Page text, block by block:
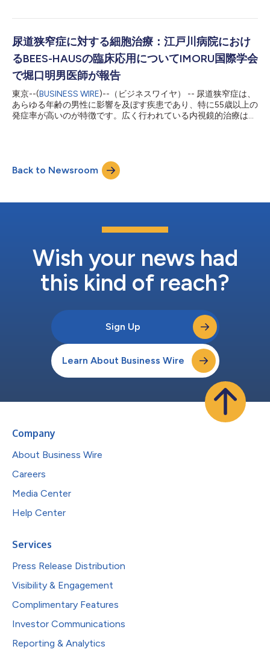
ています。この成果は、グエン・タイン・リエム (Nguyen
た。同教授は、日本のジーエヌコーポレーションによる技術移転
支援を受け、日本の規制に準拠した標準化AIETプロトコルを導入
したことで、2018年からビンメック病院での治療提供が可能に
なったと述べています。 AIETは、患者自身のNK細胞およびTリ
ンパ球を従来の治療と併用することで、治療効果を20〜30%向
上させ生存率を大きく改善します。ビンメック病院で2016〜
2021年に実施された進行期がんに関する2件の臨床試験では、 大
腸がん患者の平均生存期間が14.3か月延長 肺がん、肝臓がんなど
尿道狭窄症に対する細胞治療：江戸川病院におけ
るBEES-HAUSの臨床応用についてIMORU国際学会
で堀口明男医師が報告
東京--(BUSINESS WIRE)--（ビジネスワイヤ） -- 尿道狭窄症は、
あらゆる年齢の男性に影響を及ぼす疾患であり、特に55歳以上の
発症率が高いのが特徴です。広く行われている内視鏡的治療は再
戸川病院で日本の再生医療法に則った初の臨床移植を行い、ドイ
ツ・ハンブルクで開催された国際泌尿器再建会議（IMORU）で報
告しました。BEES-HAUS療法の安全性と臨床効果については、
まえて、ジーエヌコーポレーションがインドから日本への技術提
けると炎症や線維化が生じて狭窄を引き起こします。原因は特発
性が大半を占めますが、前立腺がんの放射線治療、外傷、感染症
切開術が行われますが、再狭窄が多く、排尿困難、性機能障害、
不妊症などの症...
Back to Newsroom
Wish your news had
this kind of reach?
Sign Up
Learn About Business Wire
Company
About Business Wire
Careers
Media Center
Help Center
Services
Press Release Distribution
Visibility & Engagement
Complimentary Features
Investor Communications
Reporting & Analytics